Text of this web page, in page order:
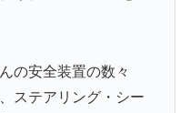
の安全装置の数々
ステアリング・シー